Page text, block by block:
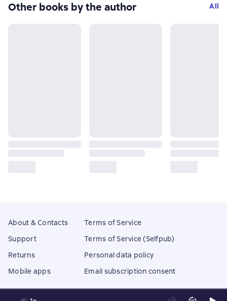
Other books by the author All
About & Contacts
Support
Returns
Mobile apps
Terms of Service
Terms of Service (Selfpub)
Personal data policy
Email subscription consent